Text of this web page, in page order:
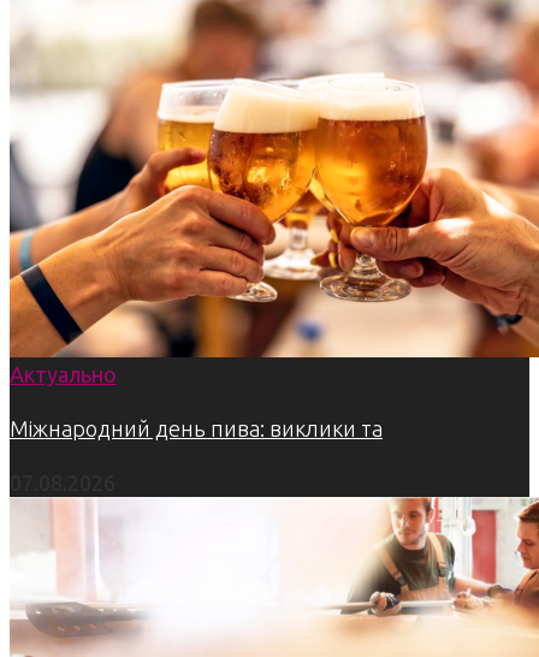
Актуально
Міжнародний день пива: виклики та